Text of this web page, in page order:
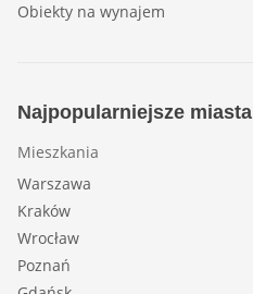
Obiekty na wynajem
Najpopularniejsze miasta
Mieszkania
Warszawa
Kraków
Wrocław
Poznań